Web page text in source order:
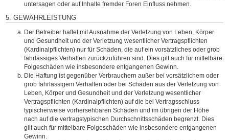
untersagen oder auf Inhalte fremder Foren Einfluss nehmen.
5. GEWÄHRLEISTUNG
Der Betreiber haftet mit Ausnahme der Verletzung von Leben, Körper
und Gesundheit und der Verletzung wesentlicher Vertragspflichten
(Kardinalpflichten) nur für Schäden, die auf ein vorsätzliches oder grob
fahrlässiges Verhalten zurückzuführen sind. Dies gilt auch für mittelbare
Folgeschäden wie insbesondere entgangenen Gewinn.
Die Haftung ist gegenüber Verbrauchern außer bei vorsätzlichem oder
grob fahrlässigem Verhalten oder bei Schäden aus der Verletzung von
Leben, Körper und Gesundheit und der Verletzung wesentlicher
Vertragspflichten (Kardinalpflichten) auf die bei Vertragsschluss
typischerweise vorhersehbaren Schäden und im übrigen der Höhe
nach auf die vertragstypischen Durchschnittsschäden begrenzt. Dies
gilt auch für mittelbare Folgeschäden wie insbesondere entgangenen
Gewinn.